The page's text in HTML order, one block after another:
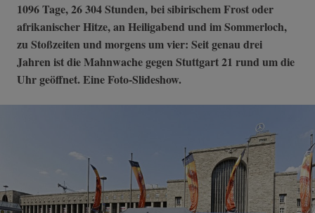
1096 Tage, 26 304 Stunden, bei sibirischem Frost oder
afrikanischer Hitze, an Heiligabend und im Sommerloch,
zu Stoßzeiten und morgens um vier: Seit genau drei
Jahren ist die Mahnwache gegen Stuttgart 21 rund um die
Uhr geöffnet. Eine Foto-Slideshow.